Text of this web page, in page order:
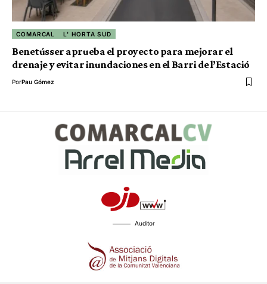
COMARCAL L' HORTA SUD
Benetússer aprueba el proyecto para mejorar el
drenaje y evitar inundaciones en el Barri de l’Estació
PorPau Gómez
Auditor